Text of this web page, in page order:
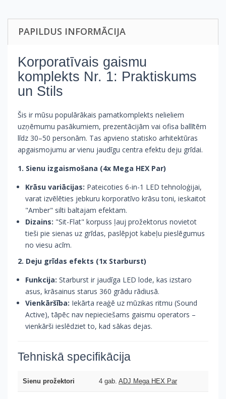
PAPILDUS INFORMĀCIJA
Korporatīvais gaismu
komplekts Nr. 1: Praktiskums
un Stils
Šis ir mūsu populārākais pamatkomplekts nelieliem
uzņēmumu pasākumiem, prezentācijām vai ofisa ballītēm
līdz 30–50 personām. Tas apvieno statisko arhitektūras
apgaismojumu ar vienu jaudīgu centra efektu deju grīdai.
1. Sienu izgaismošana (4x Mega HEX Par)
Krāsu variācijas: Pateicoties 6-in-1 LED tehnoloģijai,
varat izvēlēties jebkuru korporatīvo krāsu toni, ieskaitot
"Amber" silti baltajam efektam.
Dizains: "Sit-Flat" korpuss ļauj prožektorus novietot
tieši pie sienas uz grīdas, paslēpjot kabeļu pieslēgumus
no viesu acīm.
2. Deju grīdas efekts (1x Starburst)
Funkcija: Starburst ir jaudīga LED lode, kas izstaro
asus, krāsainus starus 360 grādu rādiusā.
Vienkāršība: Iekārta reaģē uz mūzikas ritmu (Sound
Active), tāpēc nav nepieciešams gaismu operators –
vienkārši ieslēdziet to, kad sākas dejas.
Tehniskā specifikācija
Sienu prožektori 4 gab. ADJ Mega HEX Par